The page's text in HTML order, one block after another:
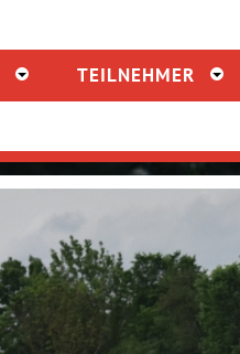
TEILNEHMER